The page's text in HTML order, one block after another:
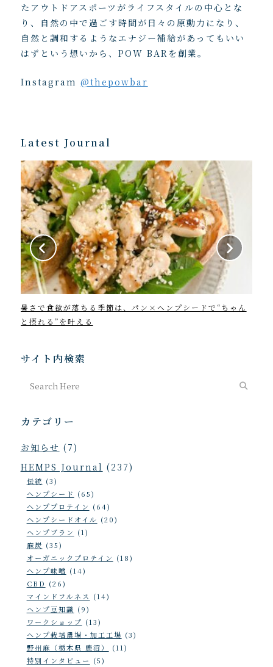
たアウトドアスポーツがライフスタイルの中心とな
り、自然の中で過ごす時間が日々の原動力になり、
自然と調和するようなエナジー補給があってもいい
はずという想いから、POW BARを創業。
Instagram @thepowbar
Latest Journal
2026年7月23日～8月22日 Monthly horoscope
サイト内検索
カテゴリー
お知らせ (7)
HEMPS Journal (237)
伝統 (3)
ヘンプシード (65)
ヘンププロテイン (64)
ヘンプシードオイル (20)
ヘンプブラン (1)
麻炭 (35)
オーガニックプロテイン (18)
ヘンプ味噌 (14)
CBD (26)
マインドフルネス (14)
ヘンプ豆知識 (9)
ワークショップ (13)
ヘンプ栽培農場・加工工場 (3)
野州麻（栃木県 鹿沼）
(11)
特別インタビュー (5)